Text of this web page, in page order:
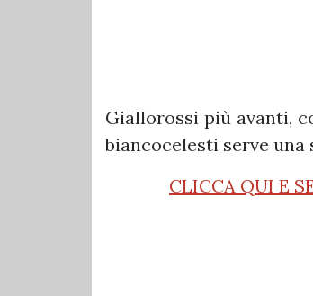
Giallorossi più avanti,
biancocelesti serve
CLICCA QUI E